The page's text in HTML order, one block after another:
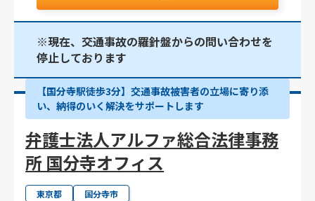
※現在、交通事故の羅針盤からの問い合わせを
停止しております
【国分寺駅徒歩3分】交通事故被害者の立場に寄り添
い、納得のいく解決をサポートします
弁護士法人アルファ総合法律事務
所 国分寺オフィス
東京都 国分寺市